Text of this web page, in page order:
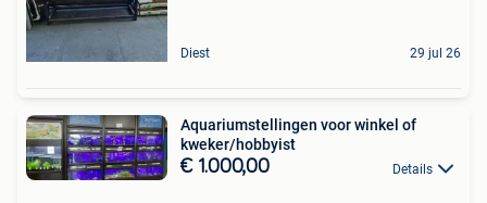
Diest 29 jul 26
Aquariumstellingen voor winkel of
kweker/hobbyist
€ 1.000,00 Details